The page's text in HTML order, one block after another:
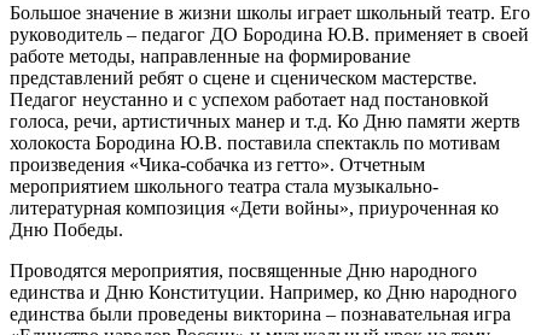
Большое значение в жизни школы играет школьный театр. Его
руководитель – педагог ДО Бородина Ю.В. применяет в своей
работе методы, направленные на формирование
представлений ребят о сцене и сценическом мастерстве.
Педагог неустанно и с успехом работает над постановкой
голоса, речи, артистичных манер и т.д. Ко Дню памяти жертв
холокоста Бородина Ю.В. поставила спектакль по мотивам
произведения «Чика-собачка из гетто». Отчетным
мероприятием школьного театра стала музыкально-
литературная композиция «Дети войны», приуроченная ко
Дню Победы.
Проводятся мероприятия, посвященные Дню народного
единства и Дню Конституции. Например, ко Дню народного
единства были проведены викторина – познавательная игра